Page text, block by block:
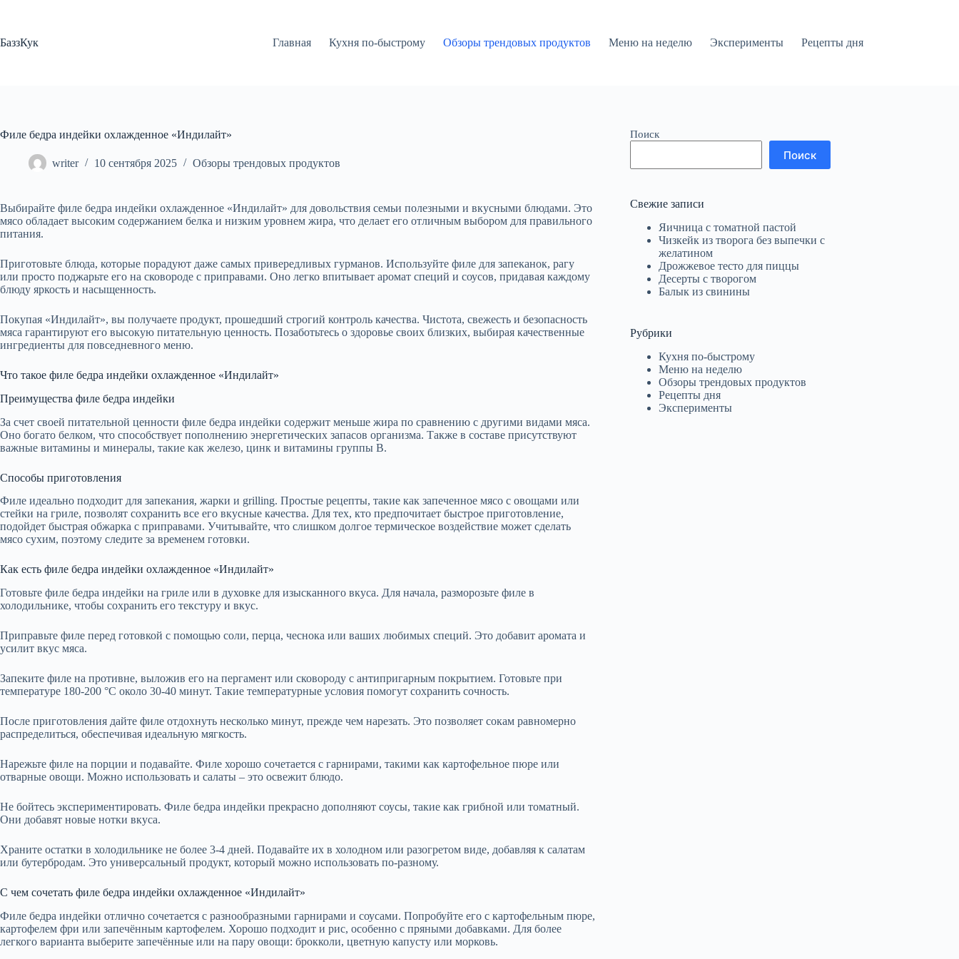
БаззКук
Главная Кухня по-быстрому Обзоры трендовых продуктов Меню на неделю Эксперименты Рецепты дня
Филе бедра индейки охлажденное «Индилайт»
writer 10 сентября 2025 Обзоры трендовых продуктов
Выбирайте филе бедра индейки охлажденное «Индилайт» для довольствия семьи полезными и вкусными блюдами. Это
мясо обладает высоким содержанием белка и низким уровнем жира, что делает его отличным выбором для правильного
питания.
Приготовьте блюда, которые порадуют даже самых привередливых гурманов. Используйте филе для запеканок, рагу
или просто поджарьте его на сковороде с приправами. Оно легко впитывает аромат специй и соусов, придавая каждому
блюду яркость и насыщенность.
Покупая «Индилайт», вы получаете продукт, прошедший строгий контроль качества. Чистота, свежесть и безопасность
мяса гарантируют его высокую питательную ценность. Позаботьтесь о здоровье своих близких, выбирая качественные
ингредиенты для повседневного меню.
Что такое филе бедра индейки охлажденное «Индилайт»
Преимущества филе бедра индейки
За счет своей питательной ценности филе бедра индейки содержит меньше жира по сравнению с другими видами мяса.
Оно богато белком, что способствует пополнению энергетических запасов организма. Также в составе присутствуют
важные витамины и минералы, такие как железо, цинк и витамины группы B.
Способы приготовления
Филе идеально подходит для запекания, жарки и grilling. Простые рецепты, такие как запеченное мясо с овощами или
стейки на гриле, позволят сохранить все его вкусные качества. Для тех, кто предпочитает быстрое приготовление,
подойдет быстрая обжарка с приправами. Учитывайте, что слишком долгое термическое воздействие может сделать
мясо сухим, поэтому следите за временем готовки.
Как есть филе бедра индейки охлажденное «Индилайт»
Готовьте филе бедра индейки на гриле или в духовке для изысканного вкуса. Для начала, разморозьте филе в
холодильнике, чтобы сохранить его текстуру и вкус.
Приправьте филе перед готовкой с помощью соли, перца, чеснока или ваших любимых специй. Это добавит аромата и
усилит вкус мяса.
Запеките филе на противне, выложив его на пергамент или сковороду с антипригарным покрытием. Готовьте при
температуре 180-200 °C около 30-40 минут. Такие температурные условия помогут сохранить сочность.
После приготовления дайте филе отдохнуть несколько минут, прежде чем нарезать. Это позволяет сокам равномерно
распределиться, обеспечивая идеальную мягкость.
Нарежьте филе на порции и подавайте. Филе хорошо сочетается с гарнирами, такими как картофельное пюре или
отварные овощи. Можно использовать и салаты – это освежит блюдо.
Не бойтесь экспериментировать. Филе бедра индейки прекрасно дополняют соусы, такие как грибной или томатный.
Они добавят новые нотки вкуса.
Храните остатки в холодильнике не более 3-4 дней. Подавайте их в холодном или разогретом виде, добавляя к салатам
или бутербродам. Это универсальный продукт, который можно использовать по-разному.
С чем сочетать филе бедра индейки охлажденное «Индилайт»
Филе бедра индейки отлично сочетается с разнообразными гарнирами и соусами. Попробуйте его с картофельным пюре,
картофелем фри или запечённым картофелем. Хорошо подходит и рис, особенно с пряными добавками. Для более
легкого варианта выберите запечённые или на пару овощи: брокколи, цветную капусту или морковь.
Поиск
Поиск
Свежие записи
Яичница с томатной пастой
Чизкейк из творога без выпечки с
желатином
Дрожжевое тесто для пиццы
Десерты с творогом
Балык из свинины
Рубрики
Кухня по-быстрому
Меню на неделю
Обзоры трендовых продуктов
Рецепты дня
Эксперименты